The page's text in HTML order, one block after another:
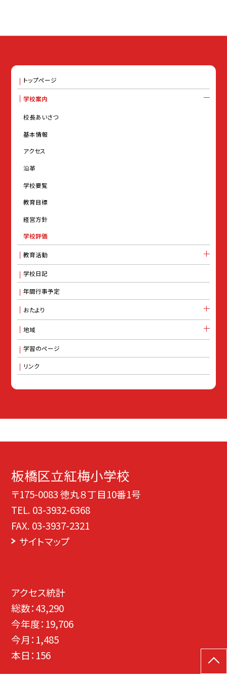
トップページ
学校案内
校長あいさつ
基本情報
アクセス
沿革
学校要覧
教育目標
経営方針
学校評価
教育活動
学校日記
年間行事予定
おたより
地域
学習のページ
リンク
板橋区立紅梅小学校
〒175-0083 徳丸８丁目10番1号
TEL. 03-3932-6368
FAX. 03-3937-2321
サイトマップ
アクセス統計
総数：43,290
今年度： 19,706
今月： 1,485
本日： 156